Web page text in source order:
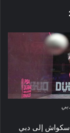
إلى دبي